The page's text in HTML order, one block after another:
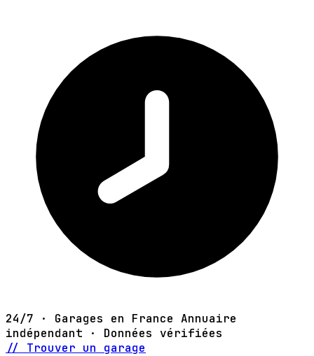
24/7 · Garages en France Annuaire
indépendant · Données vérifiées
// Trouver un garage